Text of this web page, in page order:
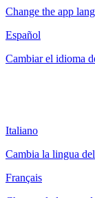
Change the app
Español
Cambiar el idioma
Italiano
Cambia la lingua
Français